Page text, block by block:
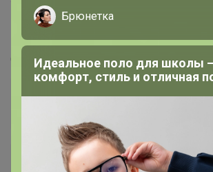
СИМА-ЛЕНД. ЗооЛанд. Товары
питомцев.
Стоп 10 августа
Брюнетка
Идеальное поло для школы
комфорт, стиль и отличная